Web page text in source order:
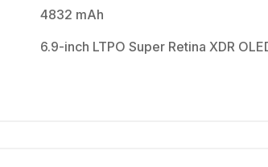
4832 mAh
6.9-inch LTPO Super Retina XDR